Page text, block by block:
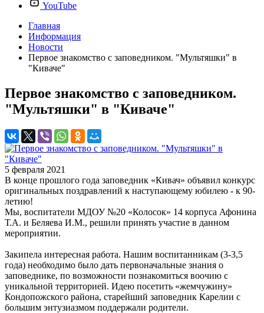
YouTube
Главная
Информация
Новости
Первое знакомство с заповедником. "Мультяшки" в
"Киваче"
Первое знакомство с заповедником.
"Мультяшки" в "Киваче"
5 февраля 2021
В конце прошлого года заповедник «Кивач» объявил конкурс
оригинальных поздравлений к наступающему юбилею - к 90-
летию!
Мы, воспитатели МДОУ №20 «Колосок» 14 корпуса Афонина
Т.А. и Беляева И.М., решили принять участие в данном
мероприятии.
Закипела интересная работа. Нашим воспитанникам (3-3,5
года) необходимо было дать первоначальные знания о
заповеднике, по возможности познакомиться воочию с
уникальной территорией. Идею посетить «жемчужину»
Кондопожского района, старейший заповедник Карелии с
большим энтузиазмом поддержали родители.